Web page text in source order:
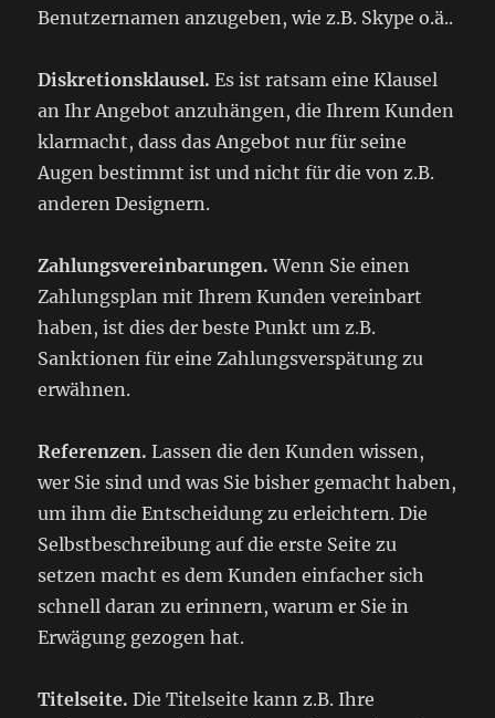
Benutzernamen anzugeben, wie z.B. Skype o.ä..
Diskretionsklausel. Es ist ratsam eine Klausel
an Ihr Angebot anzuhängen, die Ihrem Kunden
klarmacht, dass das Angebot nur für seine
Augen bestimmt ist und nicht für die von z.B.
anderen Designern.
Zahlungsvereinbarungen. Wenn Sie einen
Zahlungsplan mit Ihrem Kunden vereinbart
haben, ist dies der beste Punkt um z.B.
Sanktionen für eine Zahlungsverspätung zu
erwähnen.
Referenzen. Lassen die den Kunden wissen,
wer Sie sind und was Sie bisher gemacht haben,
um ihm die Entscheidung zu erleichtern. Die
Selbstbeschreibung auf die erste Seite zu
setzen macht es dem Kunden einfacher sich
schnell daran zu erinnern, warum er Sie in
Erwägung gezogen hat.
Titelseite.Die Titelseite kann z.B. Ihre